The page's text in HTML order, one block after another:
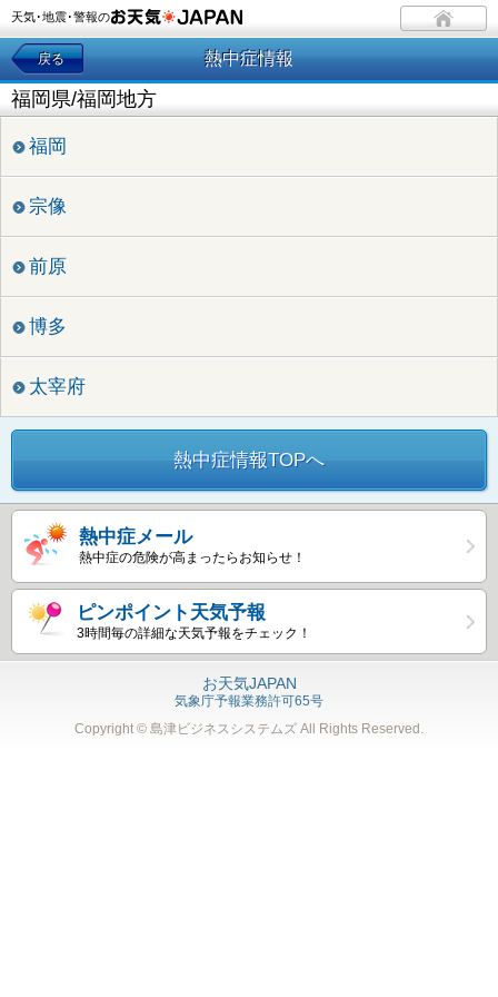
天気･地震･警報の
戻る 熱中症情報
福岡県/福岡地方
福岡
宗像
前原
博多
太宰府
熱中症情報TOPへ
熱中症メール
熱中症の危険が高まったらお知らせ！
ピンポイント天気予報
3時間毎の詳細な天気予報をチェック！
お天気JAPAN
気象庁予報業務許可65号
Copyright © 島津ビジネスシステムズ All Rights Reserved.